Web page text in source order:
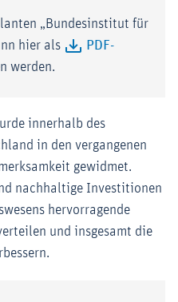
„Bundesinstitut für
hier als
PDF-
werden.
innerhalb des
in den vergangenen
gewidmet.
nachhaltige Investitionen
hervorragende
und insgesamt die